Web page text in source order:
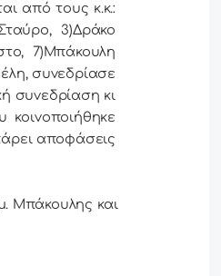
από τoυς κ.κ.:
3)Δράκο
7)Μπάκουλη
συvεδρίασε
συvεδρίαση κι
απoφάσεις
Μπάκουλης και